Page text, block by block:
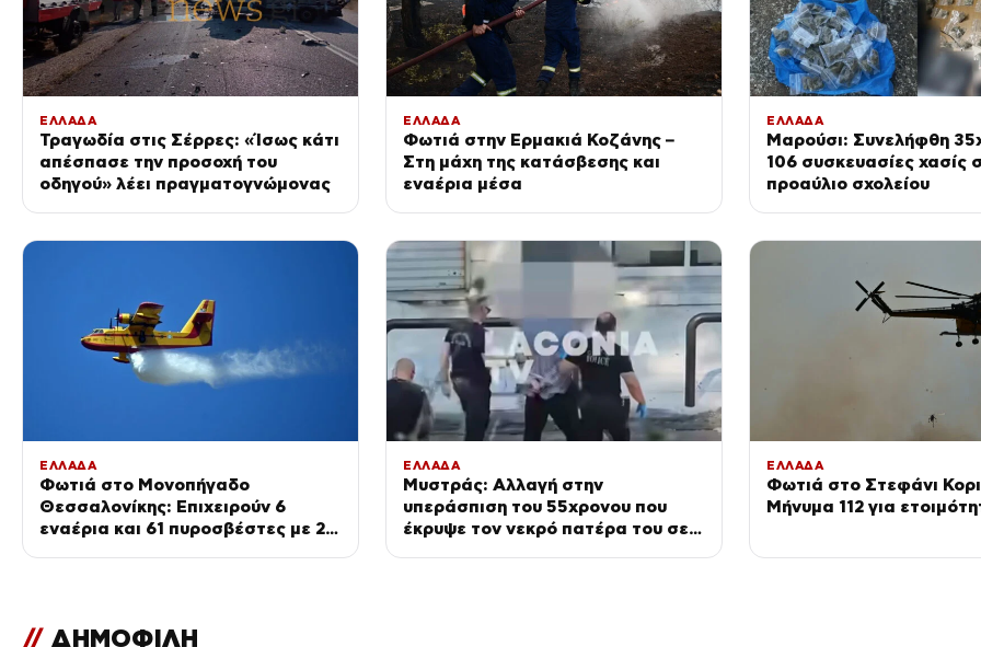
ΕΛΛΑΔΑ
Τραγωδία στις Σέρρες: «Ίσως κάτι
απέσπασε την προσοχή του
οδηγού» λέει πραγματογνώμονας
ΕΛΛΑΔΑ
Φωτιά στην Ερμακιά Κοζάνης –
Στη μάχη της κατάσβεσης και
εναέρια μέσα
ΕΛΛΑΔΑ
Μαρούσι: Συνελήφθη
106 συσκευασίες χασίς
προαύλιο σχολείου
ΕΛΛΑΔΑ
Φωτιά στο Μονοπήγαδο
Θεσσαλονίκης: Επιχειρούν 6
εναέρια και 61 πυροσβέστες με 22
ΕΛΛΑΔΑ
Μυστράς: Αλλαγή στην
υπεράσπιση του 55χρονου που
έκρυψε τον νεκρό πατέρα του σε
ΕΛΛΑΔΑ
Φωτιά στο Στεφάνι
Μήνυμα 112 για
// ΔΗΜΟΦΙΛΗ